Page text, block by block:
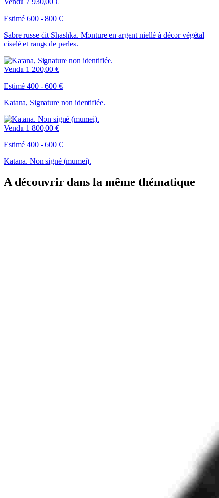
Vendu 7 930,00 €
Estimé 600 - 800 €
Sabre russe dit Shashka. Monture en argent niellé à décor végétal
ciselé et rangs de perles.
Vendu 1 200,00 €
Estimé 400 - 600 €
Katana, Signature non identifiée.
Vendu 1 800,00 €
Estimé 400 - 600 €
Katana. Non signé (mumei).
A découvrir dans la même thématique